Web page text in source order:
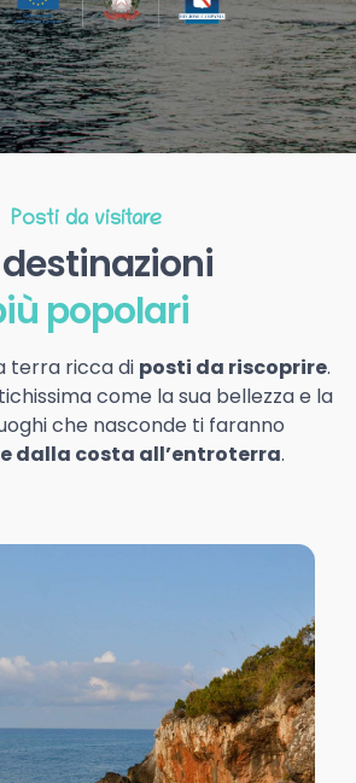
Posti da visitare
destinazioni
popolari
terra ricca di posti da riscoprire.
come la sua bellezza e la
che nasconde ti faranno
dalla costa all’entroterra.